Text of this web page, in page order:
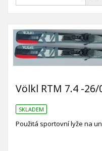
Völkl RTM 7.4 -
SKLADEM
Použitá sportovní lyže na